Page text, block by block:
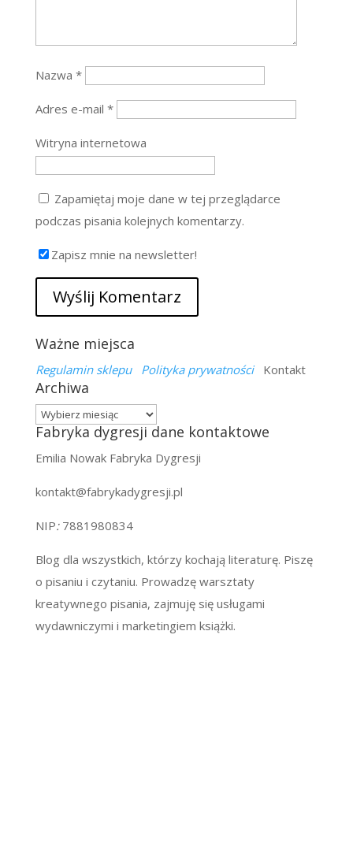
Nazwa *
Adres e-mail *
Witryna internetowa
Zapamiętaj moje dane w tej przeglądarce
podczas pisania kolejnych komentarzy.
Zapisz mnie na newsletter!
Ważne miejsca
Regulamin sklepu Polityka prywatnościKontakt
Archiwa
Archiwa
Fabryka dygresji dane kontaktowe
Emilia Nowak Fabryka Dygresji
kontakt@fabrykadygresji.pl
NIP: 7881980834
Blog dla wszystkich, którzy kochają literaturę. Piszę
o pisaniu i czytaniu. Prowadzę warsztaty
kreatywnego pisania, zajmuję się usługami
wydawniczymi i marketingiem książki.